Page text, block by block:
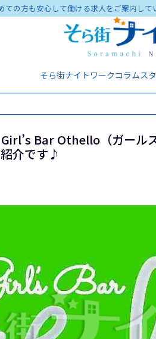
ての方も安心して働ける求人をご案内し
そら街ナイトワークコラムス
Girl’s Bar Othello（ガー
介です♪